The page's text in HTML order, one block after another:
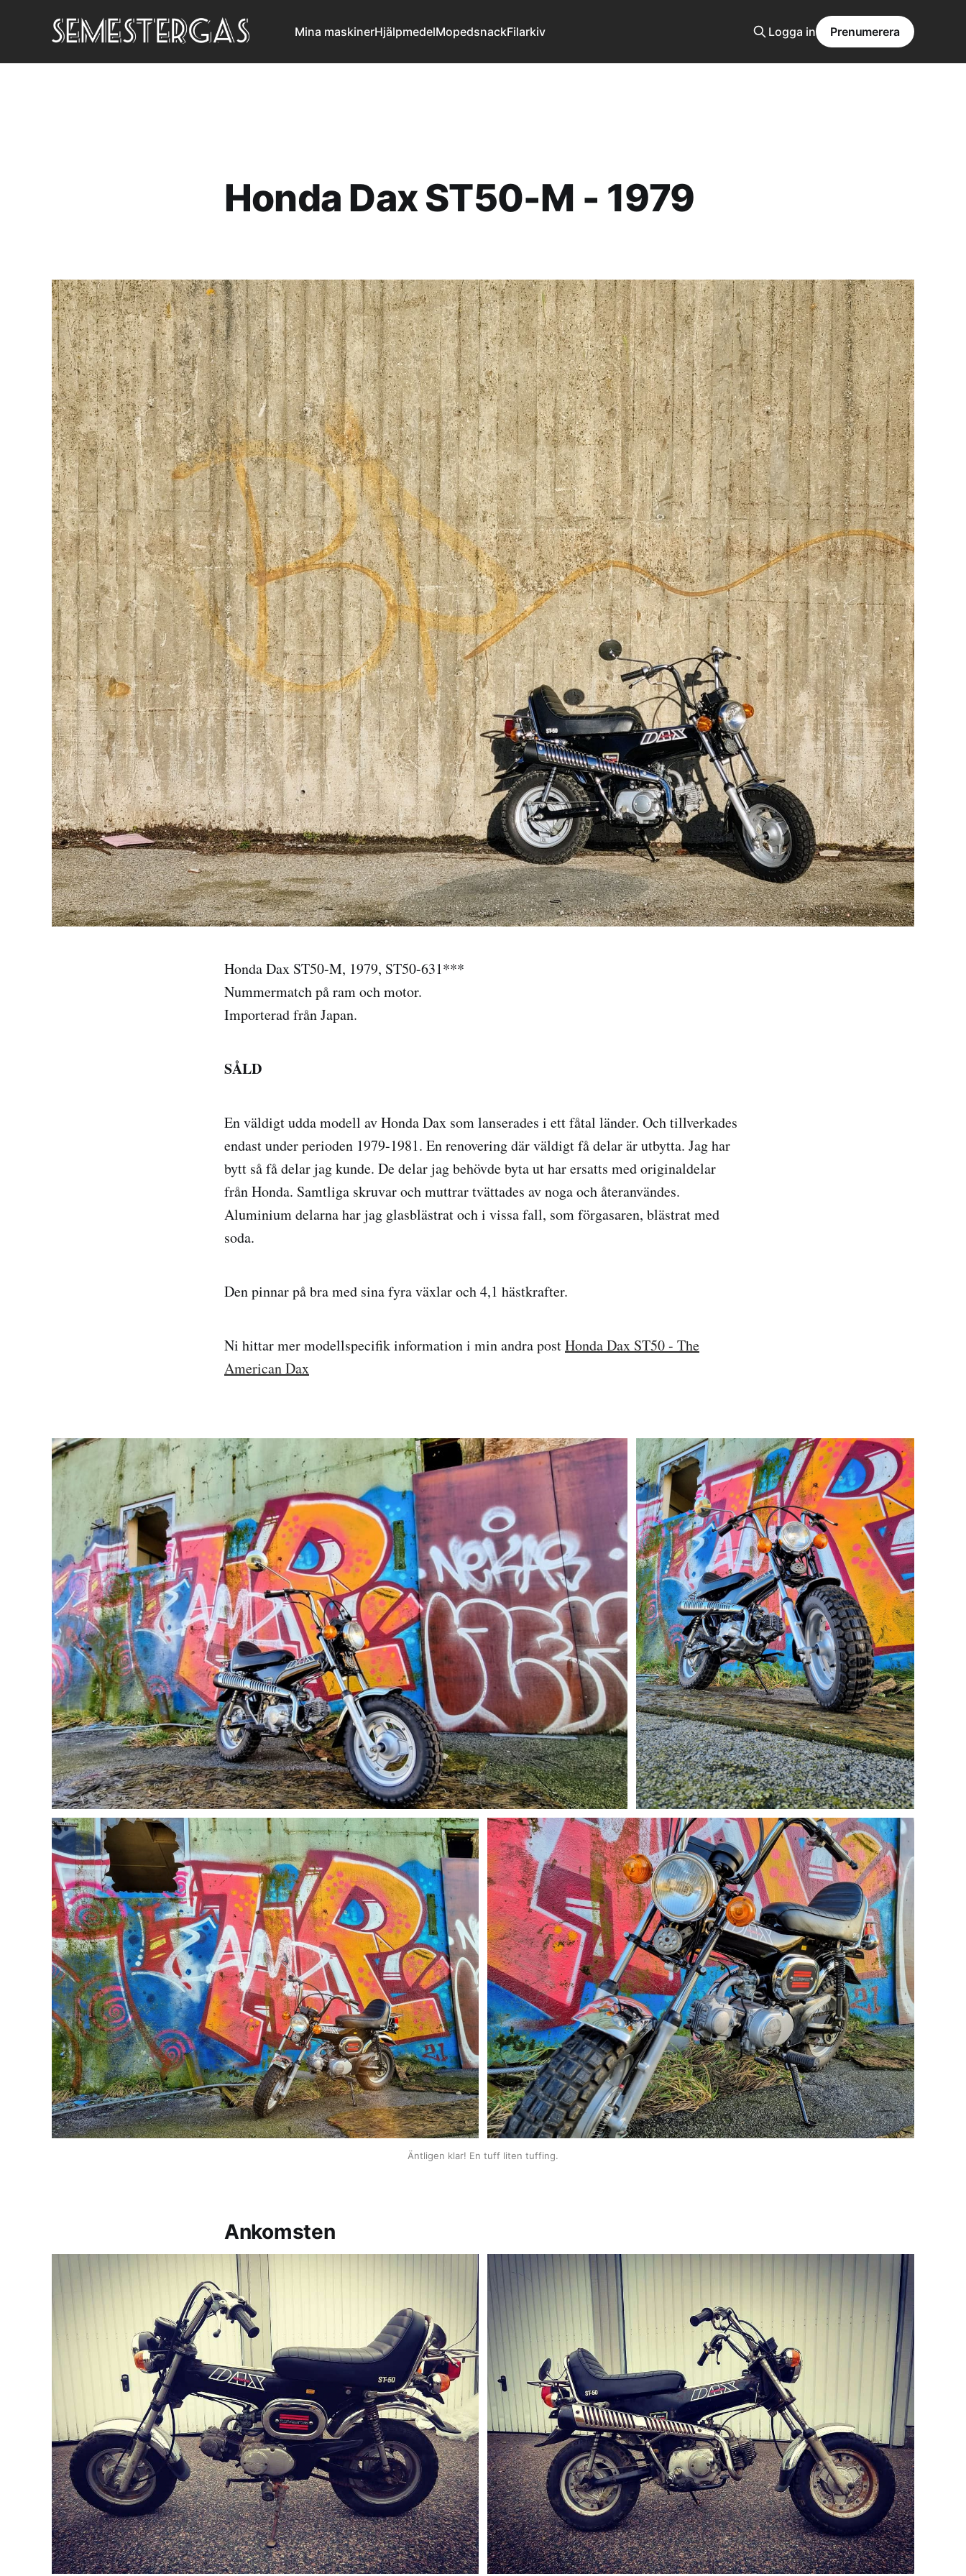
Mina maskinerHjälpmedelMopedsnackFilarkiv Logga in Prenumerera
Honda Dax ST50-M - 1979
Honda Dax ST50-M, 1979, ST50-631***
Nummermatch på ram och motor.
Importerad från Japan.
SÅLD
En väldigt udda modell av Honda Dax som lanserades i ett fåtal länder. Och tillverkades
endast under perioden 1979-1981. En renovering där väldigt få delar är utbytta. Jag har
bytt så få delar jag kunde. De delar jag behövde byta ut har ersatts med originaldelar
från Honda. Samtliga skruvar och muttrar tvättades av noga och återanvändes.
Aluminium delarna har jag glasblästrat och i vissa fall, som förgasaren, blästrat med
soda.
Den pinnar på bra med sina fyra växlar och 4,1 hästkrafter.
Ni hittar mer modellspecifik information i min andra postHonda Dax ST50 - The
American Dax
Äntligen klar! En tuff liten tuffing.
Ankomsten